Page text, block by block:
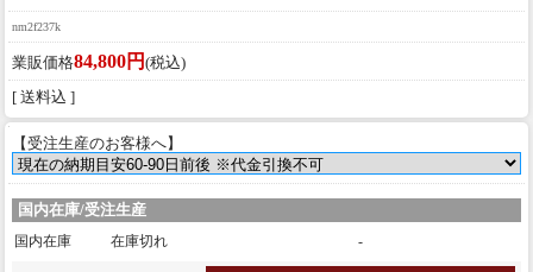
nm2f237k
業販価格84,800円 (税込)
[ 送料込 ]
【受注生産のお客様へ】
国内在庫/受注生産
国内在庫 在庫切れ -